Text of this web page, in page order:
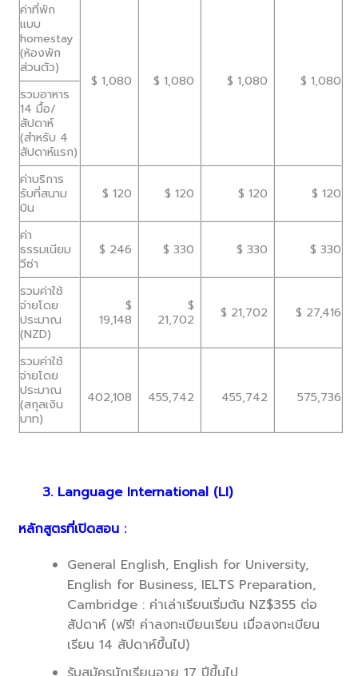
ค่าที่พัก
แบบ
homestay
(ห้องพัก
ส่วนตัว)
$ 1,080 $ 1,080 $ 1,080 $ 1,080
รวมอาหาร
14 มื้อ/
สัปดาห์
(สำหรับ 4
สัปดาห์แรก)
ค่าบริการ
รับที่สนาม
บิน
$ 120 $ 120 $ 120 $ 120
ค่า
ธรรมเนียม
วีซ่า
$ 246 $ 330 $ 330 $ 330
รวมค่าใช้
จ่ายโดย
ประมาณ
(NZD)
$
19,148
$
21,702
$ 21,702 $ 27,416
รวมค่าใช้
จ่ายโดย
ประมาณ
(สกุลเงิน
บาท)
402,108 455,742 455,742 575,736
3. Language International (LI)
หลักสูตรที่เปิดสอน :
General English, English for University,
English for Business, IELTS Preparation,
Cambridge : ค่าเล่าเรียนเริ่มต้น NZ$355 ต่อ
สัปดาห์ (ฟรี! ค่าลงทะเบียนเรียน เมื่อลงทะเบียน
เรียน 14 สัปดาห์ขึ้นไป)